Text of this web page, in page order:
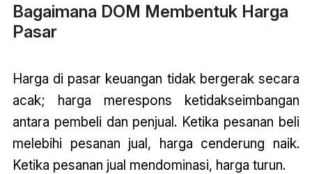
Bagaimana DOM Membentuk Harga
Pasar
Harga di pasar keuangan tidak bergerak secara
acak; harga merespons ketidakseimbangan
antara pembeli dan penjual. Ketika pesanan beli
melebihi pesanan jual, harga cenderung naik.
Ketika pesanan jual mendominasi, harga turun.